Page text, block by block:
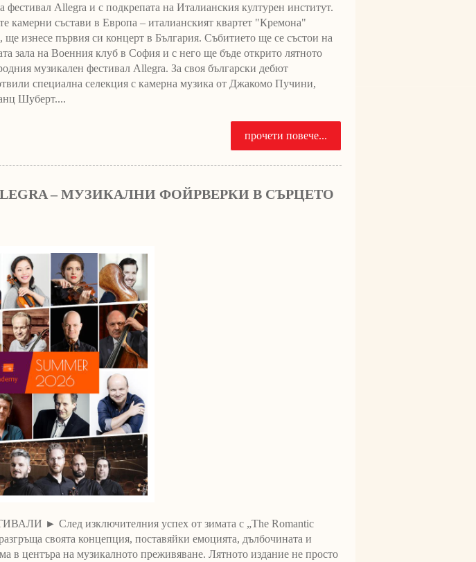
фестивал Allegra и с подкрепата на Италианския културен институт.
камерни състави в Европа – италианският квартет "Кремона"
ще изнесе първия си концерт в България. Събитието ще се състои на
зала на Военния клуб в София и с него ще бъде открито лятното
музикален фестивал Allegra. За своя български дебют
специална селекция с камерна музика от Джакомо Пучини,
Шуберт....
прочети повече...
– МУЗИКАЛНИ ФОЙРВЕРКИ В СЪРЦЕТО
► След изключителния успех от зимата с „The Romantic
своята концепция, поставяйки емоцията, дълбочината и
в центъра на музикалното преживяване. Лятното издание не просто